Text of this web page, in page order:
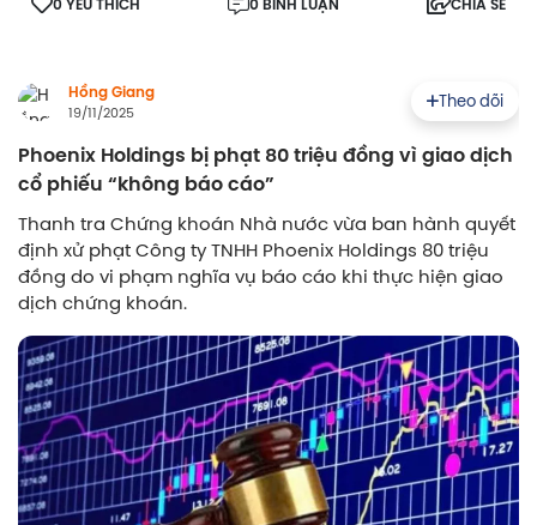
0 YÊU THÍCH 0 BÌNH LUẬN CHIA SẺ
Hồng Giang
19/11/2025
Theo dõi
Phoenix Holdings bị phạt 80 triệu đồng vì giao dịch
cổ phiếu “không báo cáo”
Thanh tra Chứng khoán Nhà nước vừa ban hành quyết
định xử phạt Công ty TNHH Phoenix Holdings 80 triệu
đồng do vi phạm nghĩa vụ báo cáo khi thực hiện giao
dịch chứng khoán.